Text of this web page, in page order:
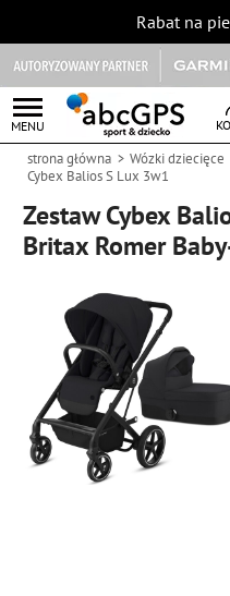
Rabat na
MENU
strona główna Wózki dziecięce
Cybex Balios S Lux 3w1
Zestaw Cybex
Britax Romer